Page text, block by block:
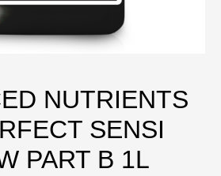
NUTRIENTS
SENSI
PART B 1L